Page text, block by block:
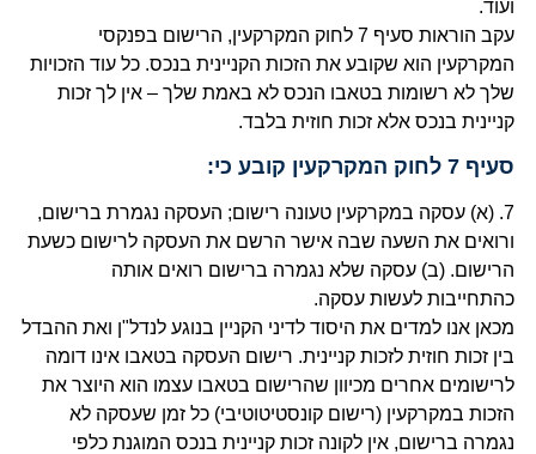
ועוד.
עקב הוראות סעיף 7 לחוק המקרקעין, הרישום בפנקסי
המקרקעין הוא שקובע את הזכות הקניינית בנכס. כל עוד הזכויות
שלך לא רשומות בטאבו הנכס לא באמת שלך – אין לך זכות
קניינית בנכס אלא זכות חוזית בלבד.
סעיף 7 לחוק המקרקעין קובע כי:
7. (א) עסקה במקרקעין טעונה רישום; העסקה נגמרת ברישום,
ורואים את השעה שבה אישר הרשם את העסקה לרישום כשעת
הרישום. (ב) עסקה שלא נגמרה ברישום רואים אותה
כהתחייבות לעשות עסקה.
מכאן אנו למדים את היסוד לדיני הקניין בנוגע לנדל"ן ואת ההבדל
בין זכות חוזית לזכות קניינית. רישום העסקה בטאבו אינו דומה
לרישומים אחרים מכיוון שהרישום בטאבו עצמו הוא היוצר את
הזכות במקרקעין (רישום קונסטיטוטיבי) כל זמן שעסקה לא
נגמרה ברישום, אין לקונה זכות קניינית בנכס המוגנת כלפי